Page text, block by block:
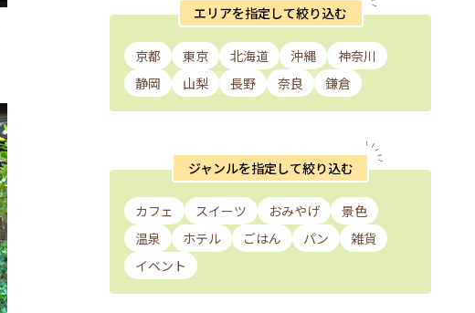
エリアを指定して絞り込む
京都 東京 北海道 沖縄
神奈川
静岡
山梨 長野 奈良 鎌倉
ジャンルを指定して絞り込む
カフェ スイーツ おみやげ
景色
温泉
ホテル ごはん パン
雑貨
イベント